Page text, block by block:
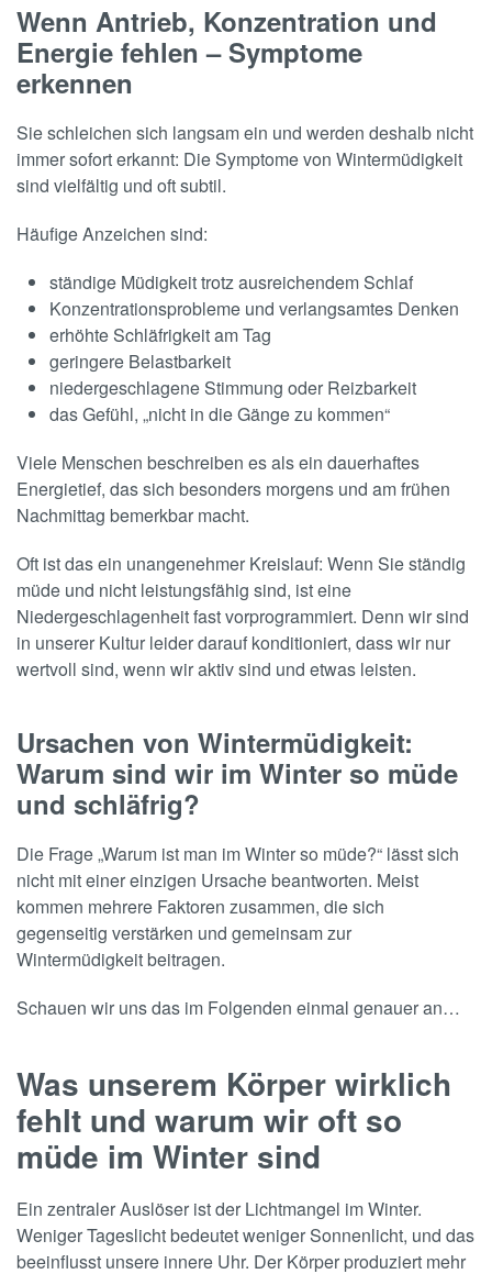
Wenn Antrieb, Konzentration und
Energie fehlen – Symptome
erkennen
Sie schleichen sich langsam ein und werden deshalb nicht
immer sofort erkannt: Die Symptome von Wintermüdigkeit
sind vielfältig und oft subtil.
Häufige Anzeichen sind:
ständige Müdigkeit trotz ausreichendem Schlaf
Konzentrationsprobleme und verlangsamtes Denken
erhöhte Schläfrigkeit am Tag
geringere Belastbarkeit
niedergeschlagene Stimmung oder Reizbarkeit
das Gefühl, „nicht in die Gänge zu kommen“
Viele Menschen beschreiben es als ein dauerhaftes
Energietief, das sich besonders morgens und am frühen
Nachmittag bemerkbar macht.
Oft ist das ein unangenehmer Kreislauf: Wenn Sie ständig
müde und nicht leistungsfähig sind, ist eine
Niedergeschlagenheit fast vorprogrammiert. Denn wir sind
in unserer Kultur leider darauf konditioniert, dass wir nur
wertvoll sind, wenn wir aktiv sind und etwas leisten.
Ursachen von Wintermüdigkeit:
Warum sind wir im Winter so müde
und schläfrig?
Die Frage „Warum ist man im Winter so müde?“ lässt sich
nicht mit einer einzigen Ursache beantworten. Meist
kommen mehrere Faktoren zusammen, die sich
gegenseitig verstärken und gemeinsam zur
Wintermüdigkeit beitragen.
Schauen wir uns das im Folgenden einmal genauer an…
Was unserem Körper wirklich
fehlt und warum wir oft so
müde im Winter sind
Ein zentraler Auslöser ist der Lichtmangel im Winter.
Weniger Tageslicht bedeutet weniger Sonnenlicht, und das
beeinflusst unsere innere Uhr. Der Körper produziert mehr